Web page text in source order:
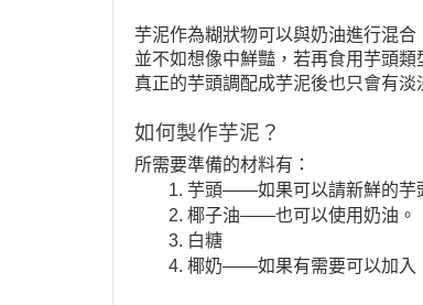
芋泥作為糊狀物可以與奶油進行混
並不如想像中鮮豔，若再食用芋頭
真正的芋頭調配成芋泥後也只會有淡
如何製作芋泥？
所需要準備的材料有：
芋頭——如果可以請新鮮的芋
椰子油——也可以使用奶油。
白糖
椰奶——如果有需要可以加入